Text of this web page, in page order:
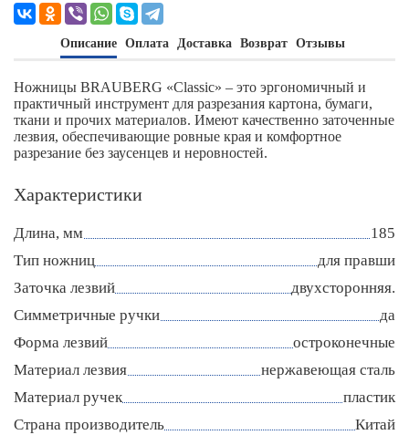
Описание Оплата Доставка Возврат Отзывы
Ножницы BRAUBERG «Classic» – это эргономичный и
практичный инструмент для разрезания картона, бумаги,
ткани и прочих материалов. Имеют качественно заточенные
лезвия, обеспечивающие ровные края и комфортное
разрезание без заусенцев и неровностей.
Характеристики
Длина, мм
185
Тип ножниц
для правши
Заточка лезвий
двухсторонняя.
Симметричные ручки
да
Форма лезвий
остроконечные
Материал лезвия
нержавеющая сталь
Материал ручек
пластик
Страна производитель
Китай